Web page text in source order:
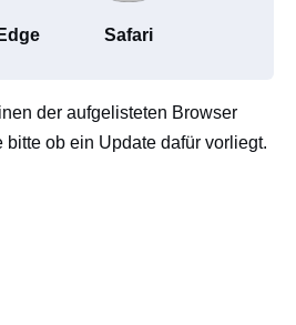
Safari
der aufgelisteten Browser
bitte ob ein Update dafür vorliegt.